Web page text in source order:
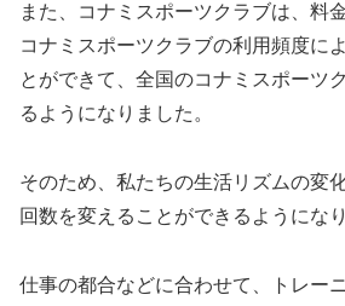
また、コナミスポーツクラブは、料
コナミスポーツクラブの利用頻度に
とができて、全国のコナミスポーツ
るようになりました。
そのため、私たちの生活リズムの変
回数を変えることができるようにな
仕事の都合などに合わせて、トレー